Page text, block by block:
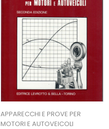
APPARECCHI E PROVE PER
MOTORI E AUTOVEICOLI